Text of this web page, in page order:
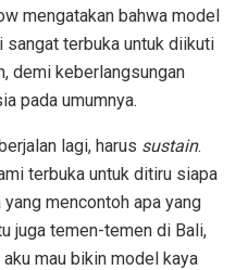
mengatakan bahwa model
terbuka untuk diikuti
demi keberlangsungan
pada umumnya.
lagi, harus sustain.
terbuka untuk ditiru siapa
mencontoh apa yang
juga temen-temen di Bali,
aku mau bikin model kaya